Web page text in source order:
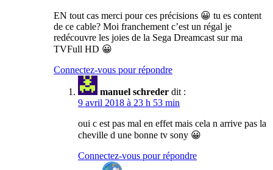
EN tout cas merci pour ces précisions 😀 tu es content
de ce cable? Moi franchement c’est un régal je
redécouvre les joies de la Sega Dreamcast sur ma
TVFull HD 😀
Connectez-vous pour répondre
manuel schreder dit :
9 avril 2018 à 23 h 53 min
oui c est pas mal en effet mais cela n arrive pas la
cheville d une bonne tv sony 😀
Connectez-vous pour répondre